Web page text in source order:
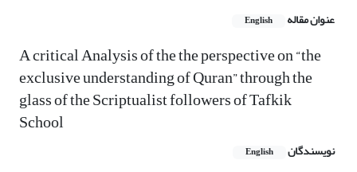
عنوان مقاله English
A critical Analysis of the the perspective on “the
exclusive understanding of Quran” through the
glass of the Scriptualist followers of Tafkik
School
نویسندگان English